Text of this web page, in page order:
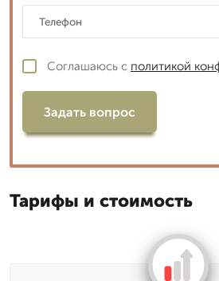
Соглашаюсь с политикой
Задать вопрос
Тарифы и стоимость